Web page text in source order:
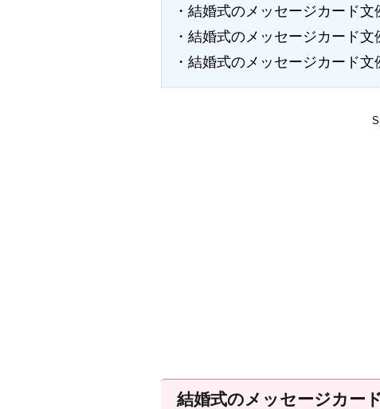
・結婚式のメッセージカード
・結婚式のメッセージカード
・結婚式のメッセージカード
結婚式のメッセージカ